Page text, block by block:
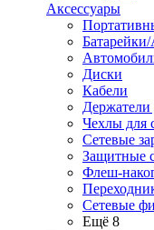
Аксессуары
Диски
Кабели
Держатели
Чехлы для
Сетевые
Защитные
Флеш-
Сетевые
Ещё 8